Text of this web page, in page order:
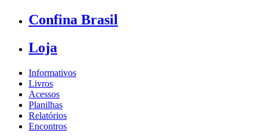
Confina Brasil
Loja
Informativos
Livros
Acessos
Planilhas
Relatórios
Encontros